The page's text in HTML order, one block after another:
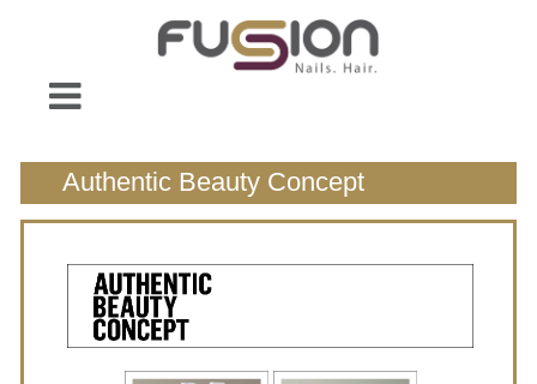
Authentic Beauty Concept